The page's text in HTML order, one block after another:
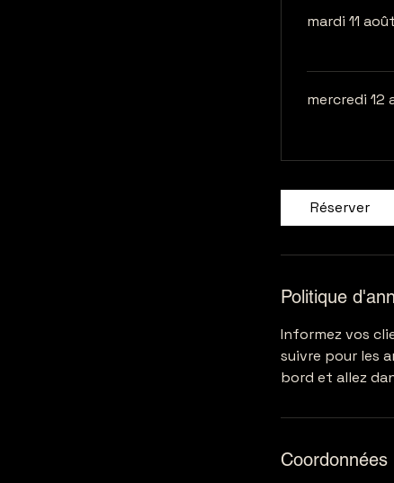
mardi 11 août
mercredi 12
Réserver
Politique
Informez vos
suivre pour les
bord et allez
Coordonnées